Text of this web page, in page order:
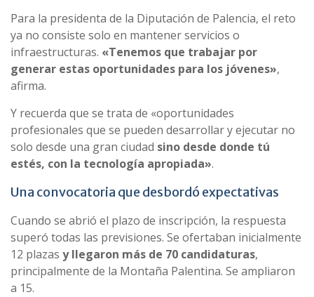
Para la presidenta de la Diputación de Palencia, el reto
ya no consiste solo en mantener servicios o
infraestructuras. «Tenemos que trabajar por
generar estas oportunidades para los jóvenes»,
afirma.
Y recuerda que se trata de «oportunidades
profesionales que se pueden desarrollar y ejecutar no
solo desde una gran ciudad sino desde donde tú
estés, con la tecnología apropiada».
Una convocatoria que desbordó expectativas
Cuando se abrió el plazo de inscripción, la respuesta
superó todas las previsiones. Se ofertaban inicialmente
12 plazas y llegaron más de 70 candidaturas,
principalmente de la Montaña Palentina. Se ampliaron
a 15.